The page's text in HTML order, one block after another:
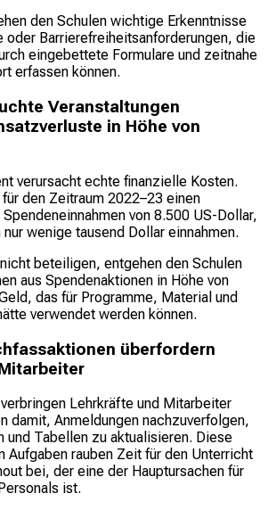
den Schulen wichtige Erkenntnisse
oder Barrierefreiheitsanforderungen, die
eingebettete Formulare und zeitnahe
erfassen können.
Veranstaltungen
in Höhe von
verursacht echte finanzielle Kosten.
den Zeitraum 2022–23 einen
von 8.500 US-Dollar,
wenige tausend Dollar einnahmen.
beteiligen, entgehen den Schulen
aus Spendenaktionen in Höhe von
das für Programme, Material und
verwendet werden können.
überfordern
Lehrkräfte und Mitarbeiter
damit, Anmeldungen nachzuverfolgen,
und Tabellen zu aktualisieren. Diese
Aufgaben rauben Zeit für den Unterricht
bei, der eine der Hauptursachen für
ist.